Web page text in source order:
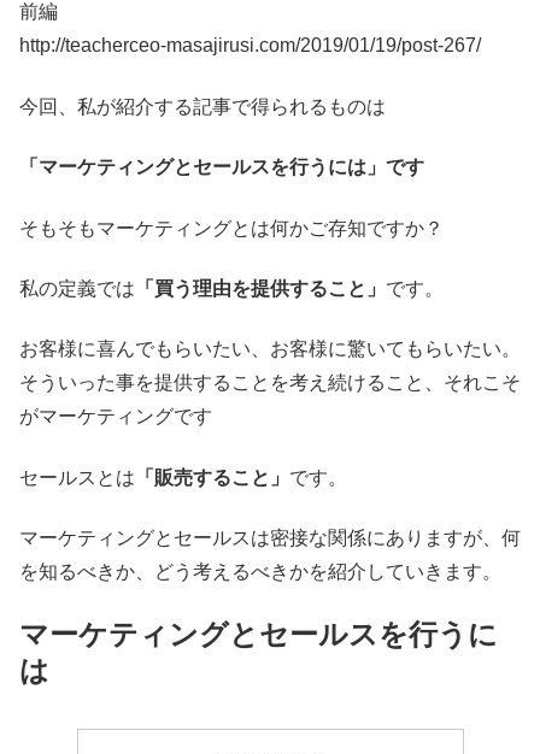
前編
http://teacherceo-masajirusi.com/2019/01/19/post-267/
今回、私が紹介する記事で得られるものは
「マーケティングとセールスを行うには」です
そもそもマーケティングとは何かご存知ですか？
私の定義では 「買う理由を提供すること」 です。
お客様に喜んでもらいたい、お客様に驚いてもらいたい。
そういった事を提供することを考え続けること、それこそ
がマーケティングです
セールスとは 「販売すること」 です。
マーケティングとセールスは密接な関係にありますが、何
を知るべきか、どう考えるべきかを紹介していきます。
マーケティングとセールスを行うに
は